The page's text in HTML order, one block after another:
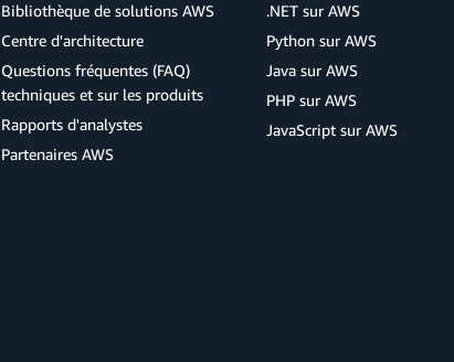
Bibliothèque de solutions AWS
Centre d'architecture
Questions fréquentes (FAQ)
techniques et sur les produits
Rapports d'analystes
Partenaires AWS
.NET sur AWS
Python sur AWS
Java sur AWS
PHP sur AWS
JavaScript sur AWS